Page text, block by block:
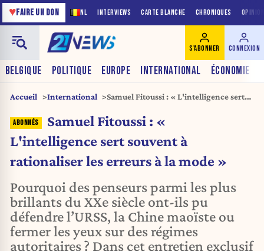
NL INTERVIEWS CARTE BLANCHE CHRONIQUES
♥FAIRE UN DON
BELGIQUE POLITIQUE EUROPE INTERNATIONAL ÉCONOMIE
S'ABONNER CONNEXION
Accueil International
Samuel Fitoussi : « L'intelligence sert
mode »
Samuel Fitoussi : «
L'intelligence sert souvent à
rationaliser les erreurs à la mode »
Pourquoi des penseurs parmi les plus
brillants du XXe siècle ont-ils pu
défendre l’URSS, la Chine maoïste ou
fermer les yeux sur des régimes
autoritaires ? Dans cet entretien exclusif